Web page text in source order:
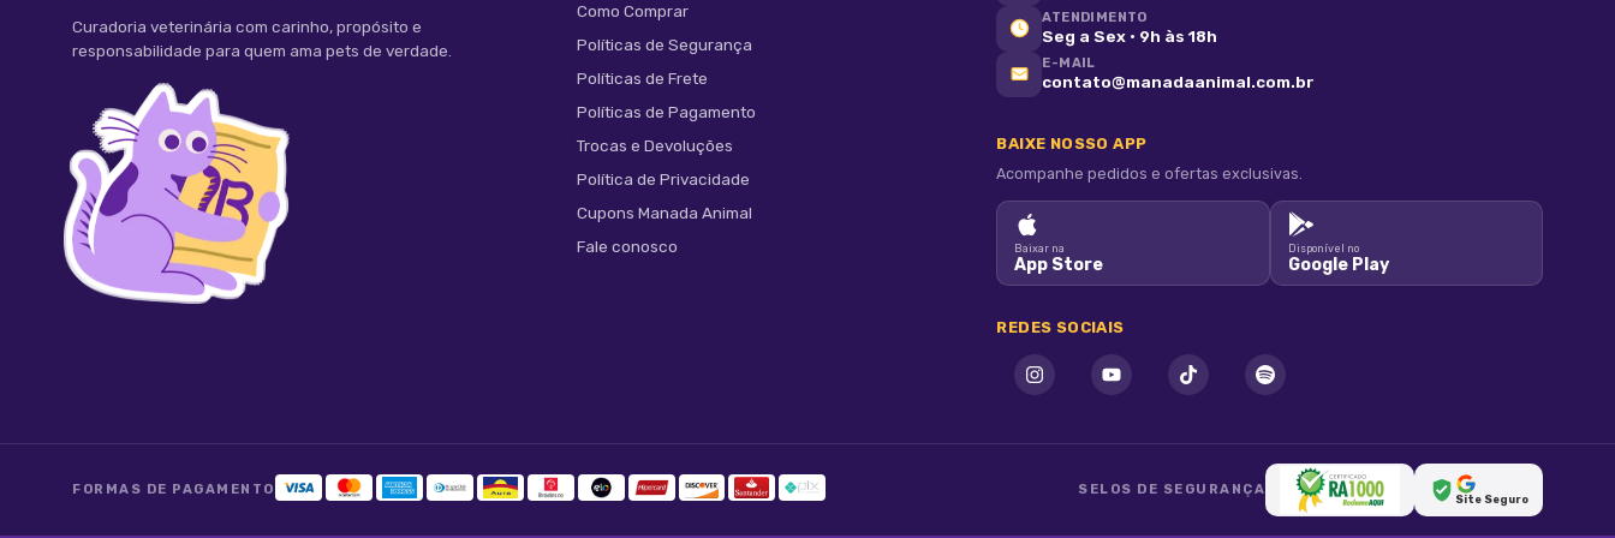
Curadoria veterinária com carinho, propósito e
responsabilidade para quem ama pets de verdade.
Como Comprar
Políticas de Segurança
Políticas de Frete
Políticas de Pagamento
Trocas e Devoluções
Política de Privacidade
Cupons Manada Animal
Fale conosco
ATENDIMENTO
Seg a Sex · 9h às 18h
E-MAIL
contato@manadaanimal.com.br
BAIXE NOSSO APP
Acompanhe pedidos e ofertas exclusivas.
Baixar na
App Store
Disponível no
Google Play
REDES SOCIAIS
FORMAS DE PAGAMENTO SELOS DE SEGURANÇA
Site Seguro